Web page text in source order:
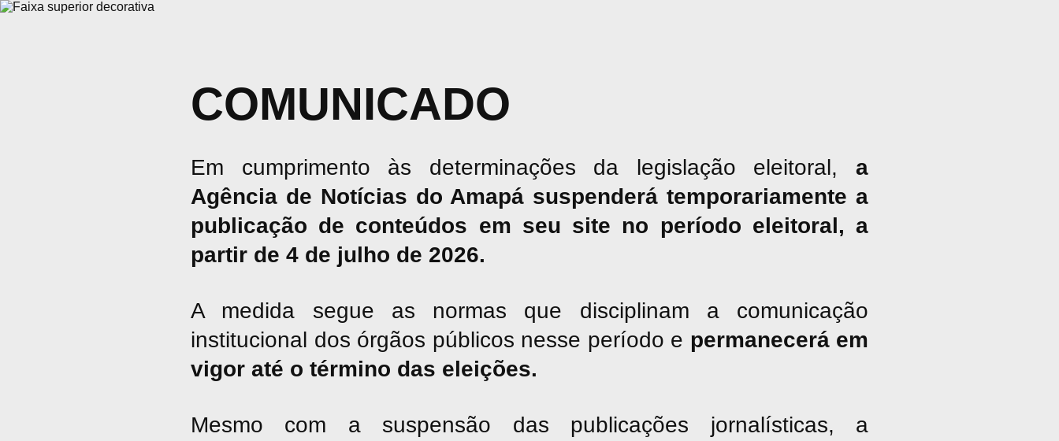
COMUNICADO
Em cumprimento às determinações da legislação eleitoral, a
Agência de Notícias do Amapá suspenderá temporariamente a
publicação de conteúdos em seu site no período eleitoral, a
partir de 4 de julho de 2026.
A medida segue as normas que disciplinam a comunicação
institucional dos órgãos públicos nesse período e permanecerá em
vigor até o término das eleições.
Mesmo com a suspensão das publicações jornalísticas, a